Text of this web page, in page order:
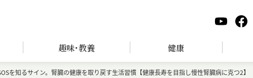
趣味･教養 健康
を知るサイン。腎臓の健康を取り戻す生活習慣【健康長寿を目指し慢性腎臓病に克つ2】